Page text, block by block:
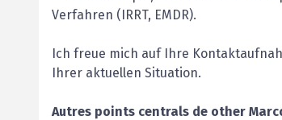
Verfahren (IRRT, EMDR).
Ich freue mich auf Ihre
Ihrer aktuellen Situation.
Autres points centrals de other